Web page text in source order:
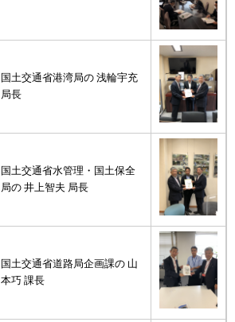
国土交通省港湾局の 浅輪宇充
局長
国土交通省水管理・国土保全
局の 井上智夫 局長
国土交通省道路局企画課の 山
本巧 課長